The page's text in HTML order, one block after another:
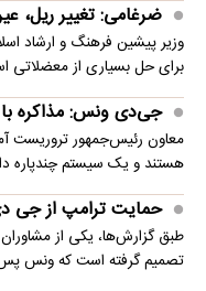
ضرغامی: تغییر
وزیر پیشین فرهنگ و ارشاد
برای حل بسیاری از معضلاتی‌
جی‌دی ونس: مذاکره
معاون رئیس‌جمهور تروریست
هستند و یک سیستم چندپاره
حمایت ترامپ از جی دی
طبق گزارش‌ها، یکی از
تصمیم گرفته است که ونس